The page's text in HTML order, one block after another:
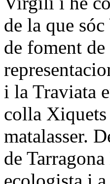
de la que
de foment
i la Traviata
colla
matalasser.
de